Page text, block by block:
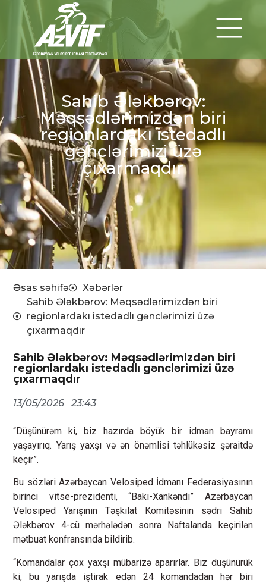
Sahib Ələkbərov:
Məqsədlərimizdən biri
regionlardakı istedadlı
gənclərimizi üzə
çıxarmaqdır
Əsas səhifə
Xəbərlər
Sahib Ələkbərov: Məqsədlərimizdən biri
regionlardakı istedadlı gənclərimizi üzə
çıxarmaqdır
Sahib Ələkbərov: Məqsədlərimizdən biri
regionlardakı istedadlı gənclərimizi üzə
çıxarmaqdır
13/05/2026 23:43
“Düşünürəm ki, biz hazırda böyük bir idman bayramı
yaşayırıq. Yarış yaxşı və ən önəmlisi təhlükəsiz şəraitdə
keçir”.
Bu sözləri Azərbaycan Velosiped İdmanı Federasiyasının
birinci vitse-prezidenti, “Bakı-Xankəndi” Azərbaycan
Velosiped Yarışının Təşkilat Komitəsinin sədri Sahib
Ələkbərov 4-cü mərhələdən sonra Naftalanda keçirilən
mətbuat konfransında bildirib.
“Komandalar çox yaxşı mübarizə aparırlar. Biz düşünürük
ki, bu yarışda iştirak edən 24 komandadan hər biri